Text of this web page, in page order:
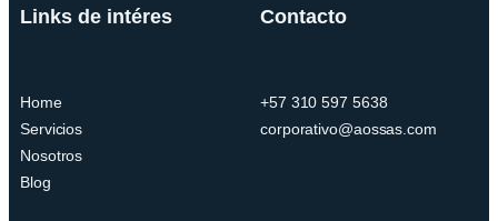
Links de intéres
Home
Servicios
Nosotros
Blog
Contacto
+57 310 597 5638
corporativo@aossas.com